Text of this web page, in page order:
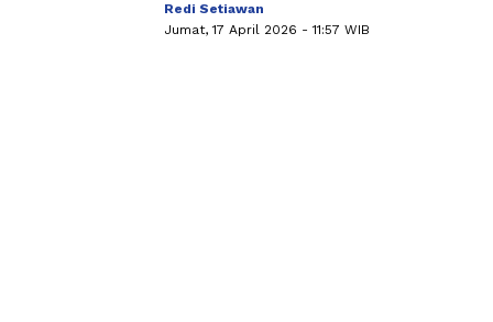
Redi Setiawan
Jumat, 17 April 2026 - 11:57 WIB